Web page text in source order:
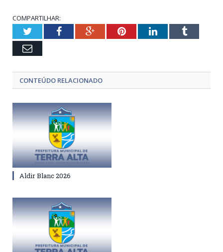
COMPARTILHAR:
TwitterFacebookGoogle+PinterestLinkedInTumblr
Email
CONTEÚDO RELACIONADO
Aldir Blanc 2026